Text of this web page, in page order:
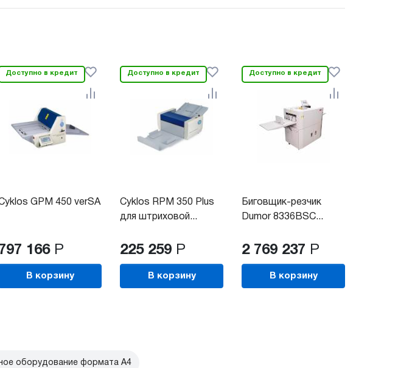
Доступно в кредит
GPM 450 verSA
797 166 Р
В корзину
Доступно в кредит
Cyklos RPM 350 Plus
для штриховой...
225 259 Р
В корзину
Доступно в кредит
Биговщик-резчик
Dumor 8336BSC...
2 769 237 Р
В корзину
оборудование формата А4